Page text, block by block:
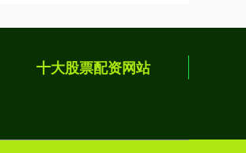
十大股票配资网站